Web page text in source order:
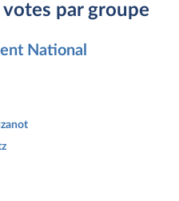
par groupe
National